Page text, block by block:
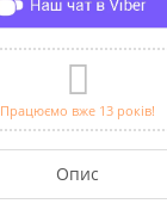
Працюємо вже 13 років!
Опис